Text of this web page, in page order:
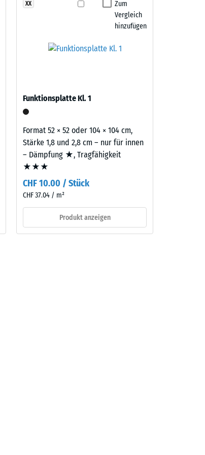
Zum
Vergleich
hinzufügen
XX
Funktionsplatte Kl. 1
Format 52 × 52 oder 104 × 104 cm,
Stärke 1,8 und 2,8 cm – nur für innen
– Dämpfung ★, Tragfähigkeit
★★★
CHF 10.00 / Stück
CHF 37.04 / m²
Produkt anzeigen